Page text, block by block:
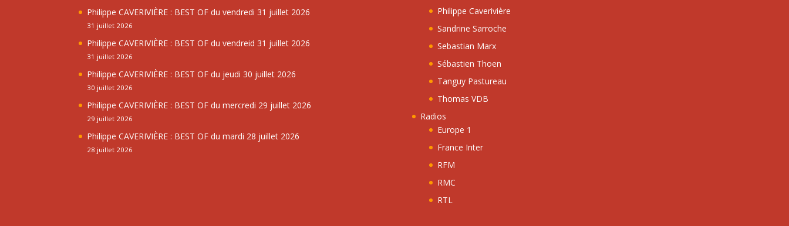
Philippe CAVERIVIÈRE : BEST OF du vendredi 31 juillet 2026
31 juillet 2026
Philippe CAVERIVIÈRE : BEST OF du vendreid 31 juillet 2026
31 juillet 2026
Philippe CAVERIVIÈRE : BEST OF du jeudi 30 juillet 2026
30 juillet 2026
Philippe CAVERIVIÈRE : BEST OF du mercredi 29 juillet 2026
29 juillet 2026
Philippe CAVERIVIÈRE : BEST OF du mardi 28 juillet 2026
28 juillet 2026
Philippe Caverivière
Sandrine Sarroche
Sebastian Marx
Sébastien Thoen
Tanguy Pastureau
Thomas VDB
Radios
Europe 1
France Inter
RFM
RMC
RTL